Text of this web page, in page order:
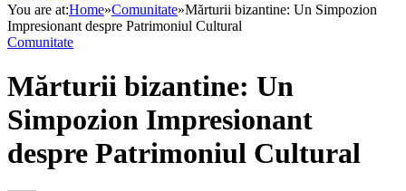
You are at:Home»Comunitate»Mărturii bizantine: Un Simpozion
Impresionant despre Patrimoniul Cultural
Comunitate
Mărturii bizantine: Un
Simpozion Impresionant
despre Patrimoniul Cultural